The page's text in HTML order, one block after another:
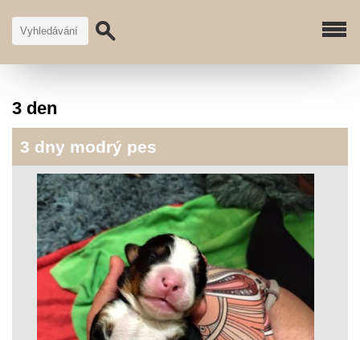
3 den
3 dny modrý pes